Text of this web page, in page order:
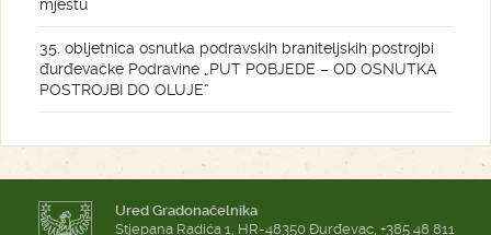
mjestu
35. obljetnica osnutka podravskih braniteljskih postrojbi
đurđevačke Podravine „PUT POBJEDE – OD OSNUTKA
POSTROJBI DO OLUJE“
Ured Gradonačelnika
Stjepana Radića 1, HR-48350 Đurđevac, +385 48 811